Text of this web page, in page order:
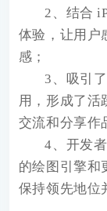
2、结合
体验，让用户
感；
3、吸引
用，形成了活
交流和分享作
4、开发
的绘图引擎和
保持领先地位